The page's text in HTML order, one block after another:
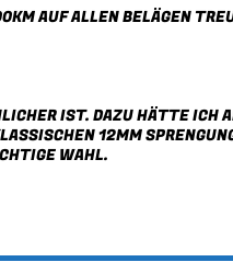
AUF ALLEN BELÄGEN
IST. DAZU HÄTTE ICH
12MM
WAHL.